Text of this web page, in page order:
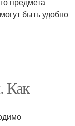
предмета
быть удобно
Как